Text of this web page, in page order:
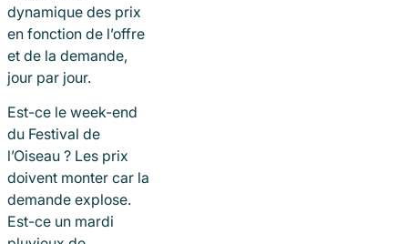
dynamique des prix
en fonction de l’offre
et de la demande,
jour par jour.
Est-ce le week-end
du Festival de
l’Oiseau ? Les prix
doivent monter car la
demande explose.
Est-ce un mardi